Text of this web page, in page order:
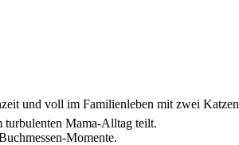
und voll im Familienleben mit zwei
turbulenten Mama-Alltag teilt.
Momente.